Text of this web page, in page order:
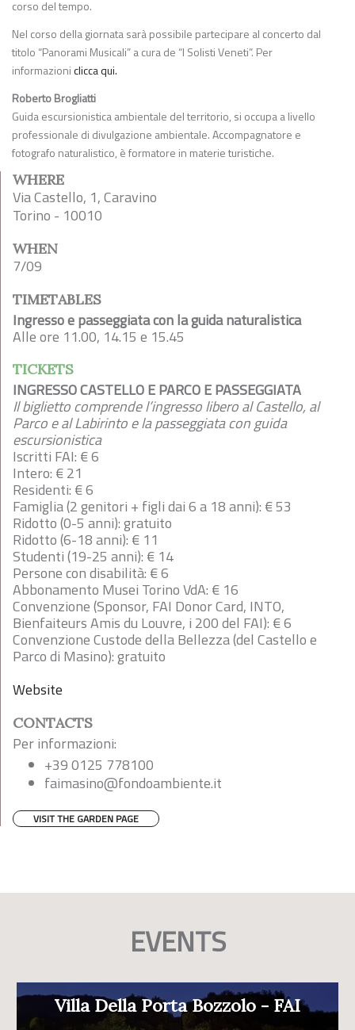
corso del tempo.
Nel corso della giornata sarà possibile partecipare al concerto dal
titolo “Panorami Musicali” a cura de “I Solisti Veneti”. Per
informazioniclicca qui.
Roberto Brogliatti
Guida escursionistica ambientale del territorio, si occupa a livello
professionale di divulgazione ambientale. Accompagnatore e
fotografo naturalistico, è formatore in materie turistiche.
WHERE
Via Castello, 1, Caravino
Torino - 10010
WHEN
7/09
TIMETABLES
Ingresso e passeggiata con la guida naturalistica
Alle ore 11.00, 14.15 e 15.45
TICKETS
INGRESSO CASTELLO E PARCO E PASSEGGIATA
Il biglietto comprende l’ingresso libero al Castello, al
Parco e al Labirinto e la passeggiata con guida
escursionistica
Iscritti FAI: € 6
Intero: € 21
Residenti: € 6
Famiglia (2 genitori + figli dai 6 a 18 anni): € 53
Ridotto (0-5 anni): gratuito
Ridotto (6-18 anni): € 11
Studenti (19-25 anni): € 14
Persone con disabilità: € 6
Abbonamento Musei Torino VdA: € 16
Convenzione (Sponsor, FAI Donor Card, INTO,
Bienfaiteurs Amis du Louvre, i 200 del FAI): € 6
Convenzione Custode della Bellezza (del Castello e
Parco di Masino): gratuito
Website
CONTACTS
Per informazioni:
+39 0125 778100
faimasino@fondoambiente.it
VISIT THE GARDEN PAGE
EVENTS
Villa Della Porta Bozzolo - FAI